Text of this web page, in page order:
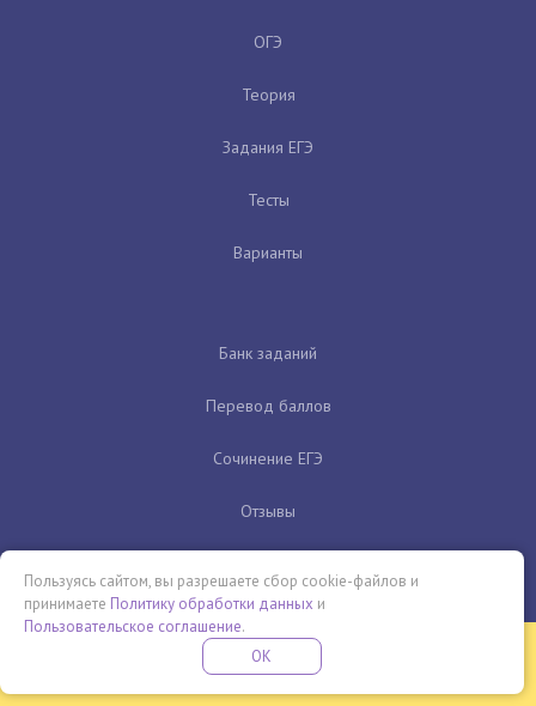
ОГЭ
Теория
Задания ЕГЭ
Тесты
Варианты
Банк заданий
Перевод баллов
Сочинение ЕГЭ
Отзывы
Бесплатная летняя школа
ПРОВЕДИ ЭТО ЛЕТО С ПОЛЬЗОЙ
Пользуясь сайтом, вы разрешаете сбор cookie-файлов и
принимаете Политику обработки данных и
Пользовательское соглашение.
OK